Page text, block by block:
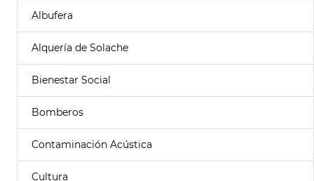
Albufera
Alquería de Solache
Bienestar Social
Bomberos
Contaminación Acústica
Cultura